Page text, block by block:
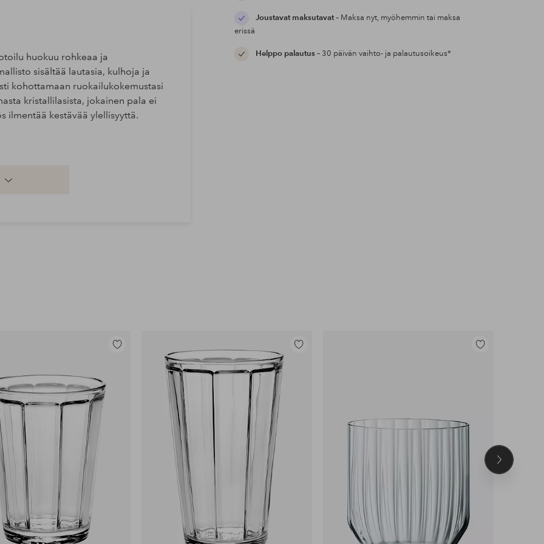
Joustavat maksutavat– Maksa nyt, myöhemmin tai maksa
erissä
Helppo palautus– 30 päivän vaihto- ja palautusoikeus*
huokuu rohkeaa ja
sisältää lautasia, kulhoja ja
kohottamaan ruokailukokemustasi
kristallilasista, jokainen pala ei
ilmentää kestävää ylellisyyttä.
Lisää
Lisää
Lisää
Seuraava